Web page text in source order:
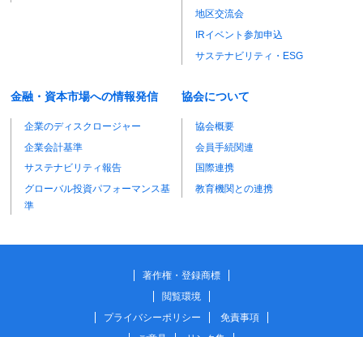
地区交流会
IRイベント参加申込
サステナビリティ・ESG
金融・資本市場への情報発信
企業のディスクロージャー
企業会計基準
サステナビリティ報告
グローバル投資パフォーマンス基
準
協会について
協会概要
会員手続関連
国際連携
教育機関との連携
著作権・登録商標
閲覧環境
プライバシーポリシー
免責事項